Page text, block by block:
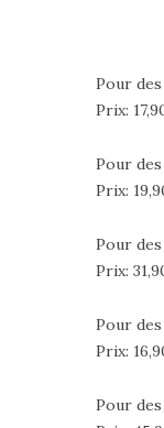
Pour
Prix:
Pour
Prix:
Pour
Prix:
Pour
Prix:
Pour